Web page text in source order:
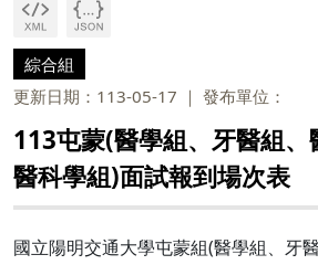
綜合組
更新日期：113-05-17
發布單位：
113屯蒙(醫學組、牙醫組
醫科學組)面試報到場次表
國立陽明交通大學屯蒙組(醫學組、牙